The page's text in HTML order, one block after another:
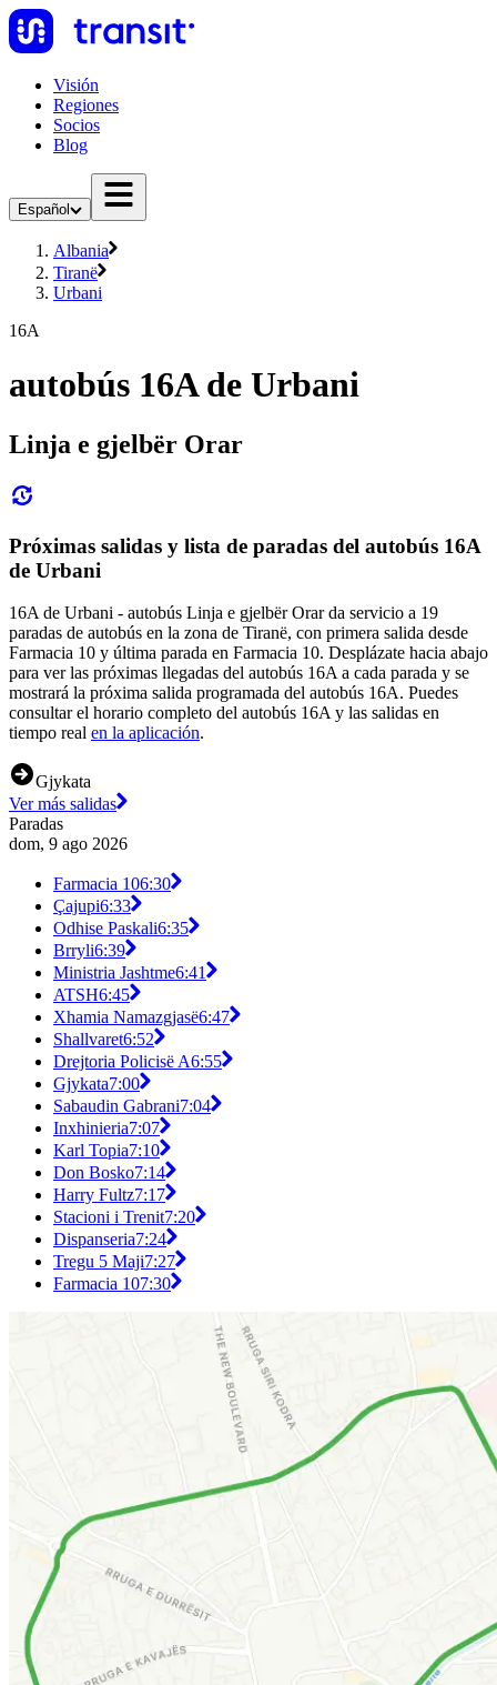
Visión
Regiones
Socios
Blog
Español
Albania
Tiranë
Urbani
16A
autobús 16A de Urbani
Linja e gjelbër Orar
Próximas salidas y lista de paradas del autobús 16A
de Urbani
16A de Urbani - autobús Linja e gjelbër Orar da servicio a 19
paradas de autobús en la zona de Tiranë, con primera salida desde
Farmacia 10 y última parada en Farmacia 10. Desplázate hacia abajo
para ver las próximas llegadas del autobús 16A a cada parada y se
mostrará la próxima salida programada del autobús 16A. Puedes
consultar el horario completo del autobús 16A y las salidas en
tiempo real en la aplicación.
Gjykata
Ver más salidas
Paradas
dom, 9 ago 2026
Farmacia 106:30
Çajupi6:33
Odhise Paskali6:35
Brryli6:39
Ministria Jashtme6:41
ATSH6:45
Xhamia Namazgjasë6:47
Shallvaret6:52
Drejtoria Policisë A6:55
Gjykata7:00
Sabaudin Gabrani7:04
Inxhinieria7:07
Karl Topia7:10
Don Bosko7:14
Harry Fultz7:17
Stacioni i Trenit7:20
Dispanseria7:24
Tregu 5 Maji7:27
Farmacia 107:30